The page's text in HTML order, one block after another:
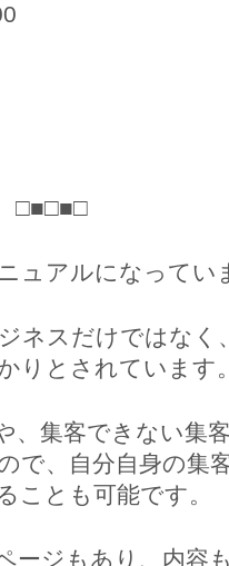
ュアルになってい
ネスだけではなく
りとされています
、集客できない集
で、自分自身の集
ことも可能です。
ージもあり、内容